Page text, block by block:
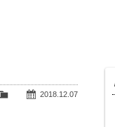
2018.12.07